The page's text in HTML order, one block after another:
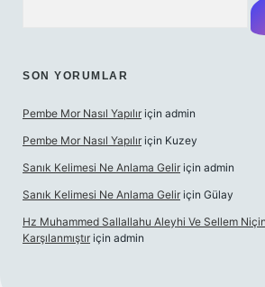
SON YORUMLAR
Pembe Mor Nasıl Yapılır için admin
Pembe Mor Nasıl Yapılır için Kuzey
Sanık Kelimesi Ne Anlama Gelir için admin
Sanık Kelimesi Ne Anlama Gelir için Gülay
Hz Muhammed Sallallahu Aleyhi Ve Sellem
Karşılanmıştır için admin